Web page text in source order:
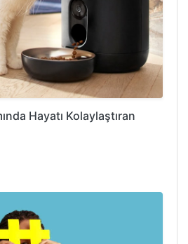
Hayatı Kolaylaştıran